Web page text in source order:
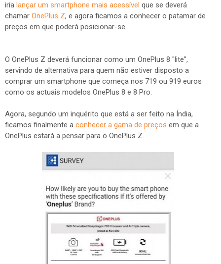
iria lançar um smartphone mais acessível que se deverá
chamar OnePlus Z, e agora ficamos a conhecer o patamar de
preços em que poderá posicionar-se.
O OnePlus Z deverá funcionar como um OnePlus 8 "lite",
servindo de alternativa para quem não estiver disposto a
comprar um smartphone que começa nos 719 ou 919 euros
como os actuais modelos OnePlus 8 e 8 Pro.
Agora, segundo um inquérito que está a ser feito na Índia,
ficamos finalmente a conhecer a gama de preços em que a
OnePlus estará a pensar para o OnePlus Z.